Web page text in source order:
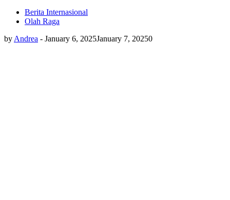
Berita Internasional
Olah Raga
by Andrea - January 6, 2025January 7, 20250